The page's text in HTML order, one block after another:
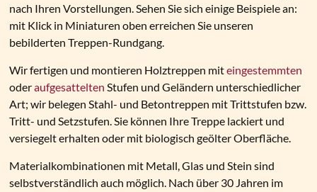
nach Ihren Vorstellungen. Sehen Sie sich einige Beispiele an:
mit Klick in Miniaturen oben erreichen Sie unseren
bebilderten Treppen-Rundgang.
Wir fertigen und montieren Holztreppen miteingestemmten
oderaufgesattelten Stufen und Geländern unterschiedlicher
Art; wir belegen Stahl- und Betontreppen mit Trittstufen bzw.
Tritt- und Setzstufen. Sie können Ihre Treppe lackiert und
versiegelt erhalten oder mit biologisch geölter Oberfläche.
Materialkombinationen mit Metall, Glas und Stein sind
selbstverständlich auch möglich. Nach über 30 Jahren im